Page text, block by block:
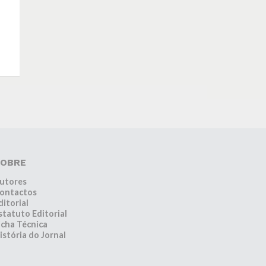
Editorial
Técnica
do Jornal